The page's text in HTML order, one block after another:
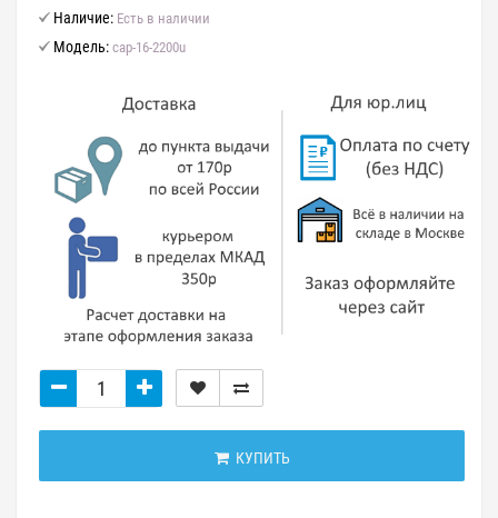
Наличие: Есть в наличии
Модель: cap-16-2200u
КУПИТЬ